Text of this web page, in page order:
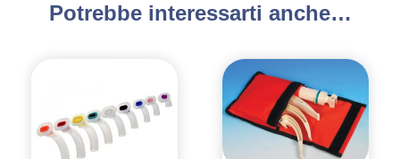
Potrebbe interessarti anche…